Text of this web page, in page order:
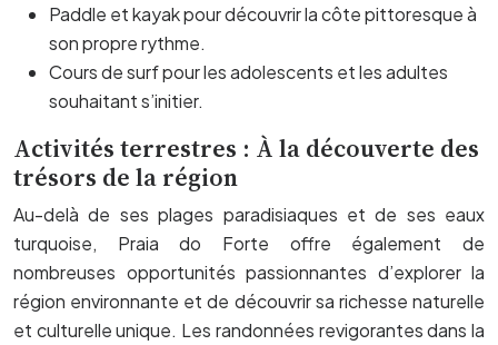
Paddle et kayak pour découvrir la côte pittoresque à
son propre rythme.
Cours de surf pour les adolescents et les adultes
souhaitant s’initier.
Activités terrestres : À la découverte des
trésors de la région
Au-delà de ses plages paradisiaques et de ses eaux
turquoise, Praia do Forte offre également de
nombreuses opportunités passionnantes d’explorer la
région environnante et de découvrir sa richesse naturelle
et culturelle unique. Les randonnées revigorantes dans la